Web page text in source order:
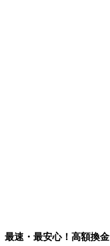
最速・最安心！高額換